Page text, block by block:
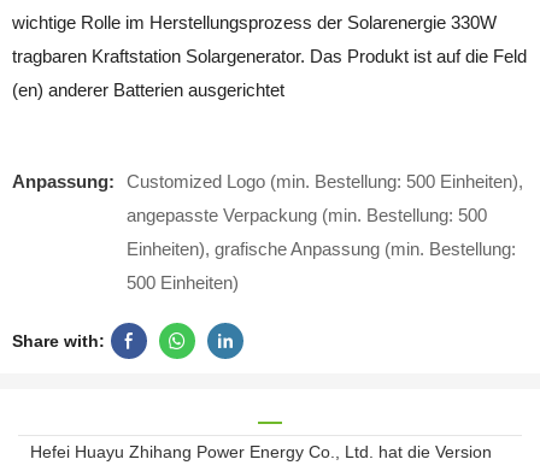
wichtige Rolle im Herstellungsprozess der Solarenergie 330W
tragbaren Kraftstation Solargenerator. Das Produkt ist auf die Feld
(en) anderer Batterien ausgerichtet
Anpassung:
Customized Logo (min. Bestellung: 500 Einheiten),
angepasste Verpackung (min. Bestellung: 500
Einheiten), grafische Anpassung (min. Bestellung:
500 Einheiten)
Share with:
Hefei Huayu Zhihang Power Energy Co., Ltd. hat die Version